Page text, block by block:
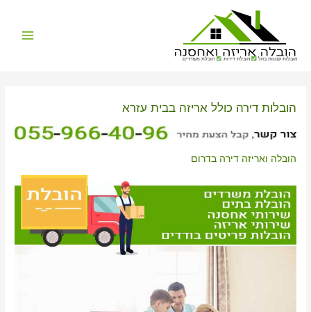
הובלות קטנות בזול הובלת דירות הובלת משרדים
הובלות דירה כולל אריזה בבית עזרא
הובלה ואריזה דירה בדרום